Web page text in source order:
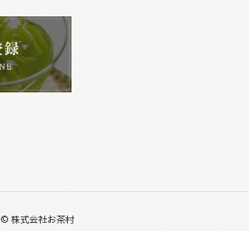
© 株式会社お茶村